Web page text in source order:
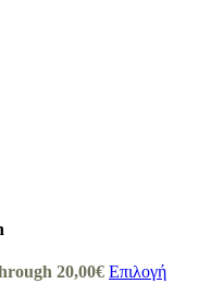
20,00€ Επιλογή